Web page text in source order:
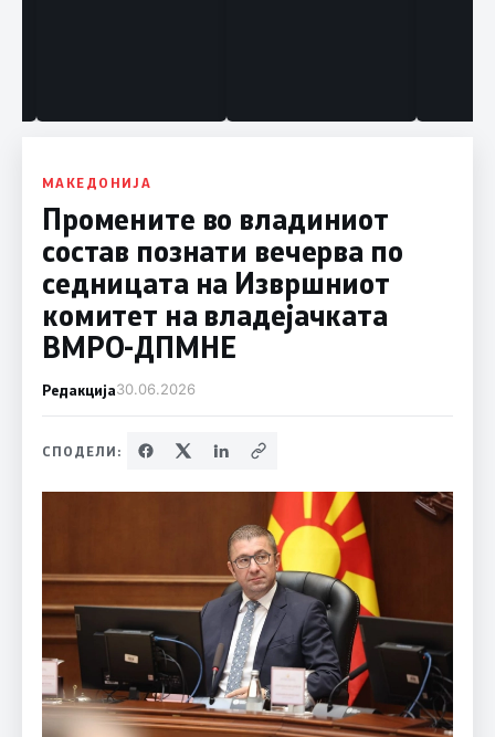
МАКЕДОНИЈА
Промените во владиниот
состав познати вечерва по
седницата на Извршниот
комитет на владејачката
ВМРО-ДПМНЕ
Редакција30.06.2026
СПОДЕЛИ: